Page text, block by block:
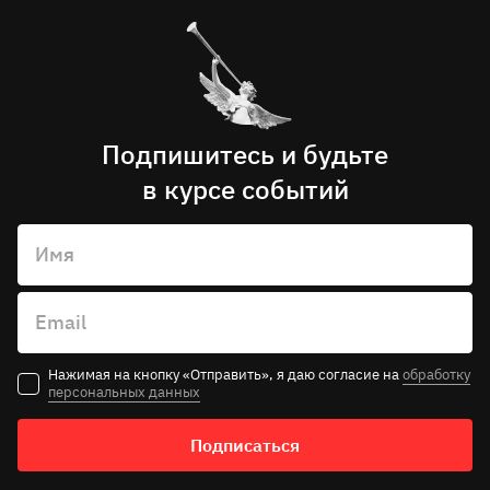
Подпишитесь и будьте
в курсе событий
Имя
Email
Нажимая на кнопку «Отправить», я даю согласие наобработку
персональных данных
Подписаться